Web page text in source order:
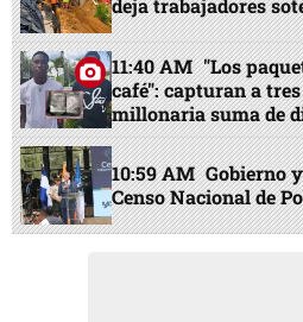
deja trabajadores
11:40 AM "Los
café": capturan a
millonaria suma de
10:59 AM Gobierno
Censo Nacional de